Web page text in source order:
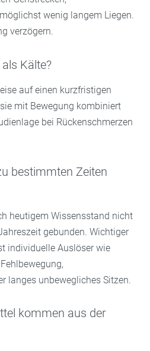
wenig langem Liegen.
verzögern.
Kälte?
auf einen kurzfristigen
mit Bewegung kombiniert
bei Rückenschmerzen
bestimmten Zeiten
heutigem Wissensstand nicht
gebunden. Wichtiger
individuelle Auslöser wie
langes unbewegliches Sitzen.
kommen aus der